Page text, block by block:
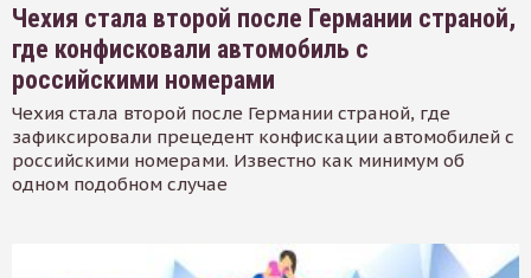
Чехия стала второй после Германии страной,
где конфисковали автомобиль с
российскими номерами
Чехия стала второй после Германии страной, где
зафиксировали прецедент конфискации автомобилей с
российскими номерами. Известно как минимум об
одном подобном случае